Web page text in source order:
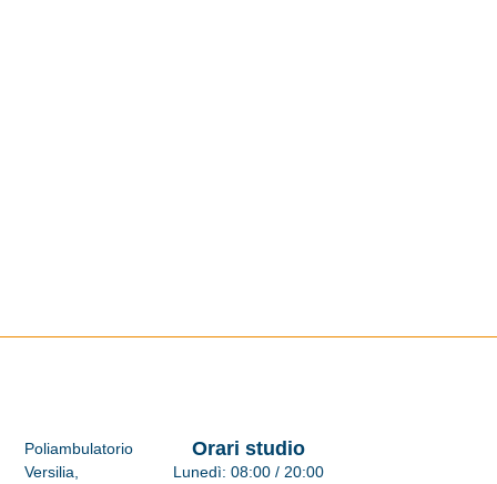
Orari studio
Lunedì: 08:00 / 20:00
Poliambulatorio
Versilia,